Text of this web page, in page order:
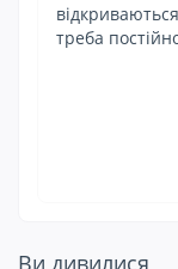
треба
Ви дивилися